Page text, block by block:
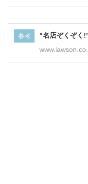
参考 "名店ぞくぞく